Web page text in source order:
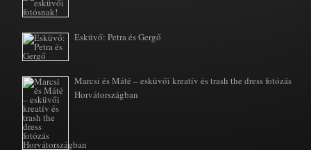
Esküvő: Petra és Gergő
Marcsi és Máté – esküvői kreatív és trash the dress fotózás
Horvátországban